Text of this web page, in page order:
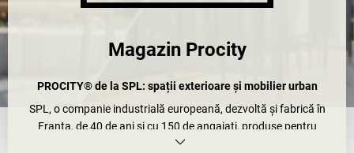
Magazin Procity
PROCITY® de la SPL: spații exterioare și mobilier urban
SPL, o companie industrială europeană, dezvoltă și fabrică în
Franța, de 40 de ani și cu 150 de angajați, produse pentru
protecție, confort și informare.